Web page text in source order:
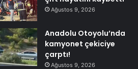
Ağustos 9, 2026
Anadolu Otoyolu’nda
kamyonet çekiciye
çarptı!
Ağustos 9, 2026